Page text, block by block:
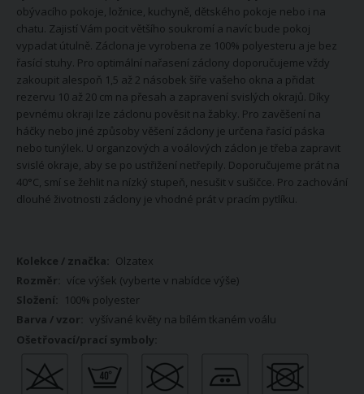
obývacího pokoje, ložnice, kuchyně, dětského pokoje nebo i na
chatu. Zajistí Vám pocit většího soukromí a navíc bude pokoj
vypadat útulně. Záclona je vyrobena ze 100% polyesteru a je bez
řasící stuhy. Pro optimální nařasení záclony doporučujeme vždy
zakoupit alespoň 1,5 až 2 násobek šíře vašeho okna a přidat
rezervu 10 až 20 cm na přesah a zapravení svislých okrajů. Díky
pevnému okraji lze záclonu pověsit na žabky. Pro zavěšení na
háčky nebo jiné způsoby věšení záclony je určena řasící páska
nebo tunýlek. U organzových a voálových záclon je třeba zapravit
svislé okraje, aby se po ustřižení netřepily. Doporučujeme prát na
40°C, smí se žehlit na nízký stupeň, nesušit v sušičce. Pro zachování
dlouhé životnosti záclony je vhodné prát v pracím pytlíku.
Více
informací
Olzatex
více výšek (vyberte v nabídce výše)
100% polyester
vyšívané květy na bílém tkaném voálu